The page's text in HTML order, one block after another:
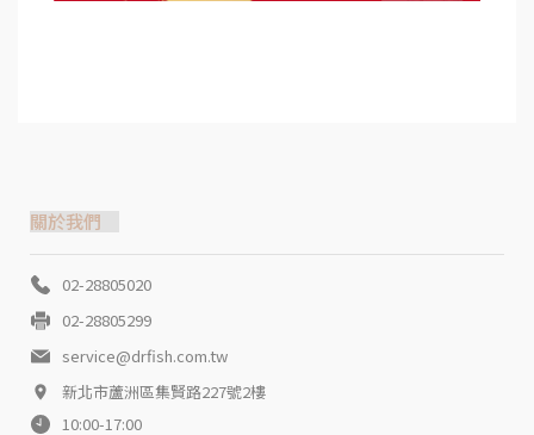
關於我們
02-28805020
02-28805299
service@drfish.com.tw
新北市蘆洲區集賢路227號2樓
10:00-17:00